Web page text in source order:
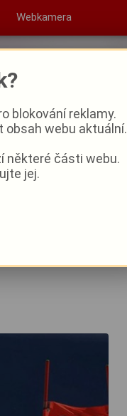
Webkamera
k
blokování reklamy.
obsah webu aktuální.
některé části webu.
jej.